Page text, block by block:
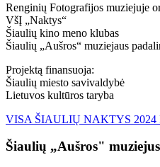
Renginių Fotografijos muziejuje
VšĮ „Naktys“
Šiaulių kino meno klubas
Šiaulių „Aušros“ muziejaus
Projektą finansuoja:
Šiaulių miesto savivaldybė
Lietuvos kultūros taryba
VISA ŠIAULIŲ NAKTYS 2024
Šiaulių „Aušros" muziejus